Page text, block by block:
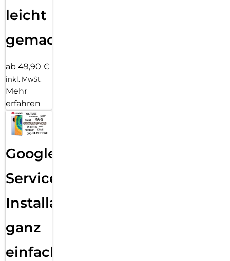
leicht
gemacht!
ab 49,90 €
inkl. MwSt.
Mehr
erfahren
Google
Services
Installation
ganz
einfach